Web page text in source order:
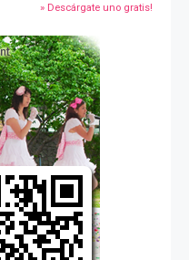
» Descárgate uno gratis!